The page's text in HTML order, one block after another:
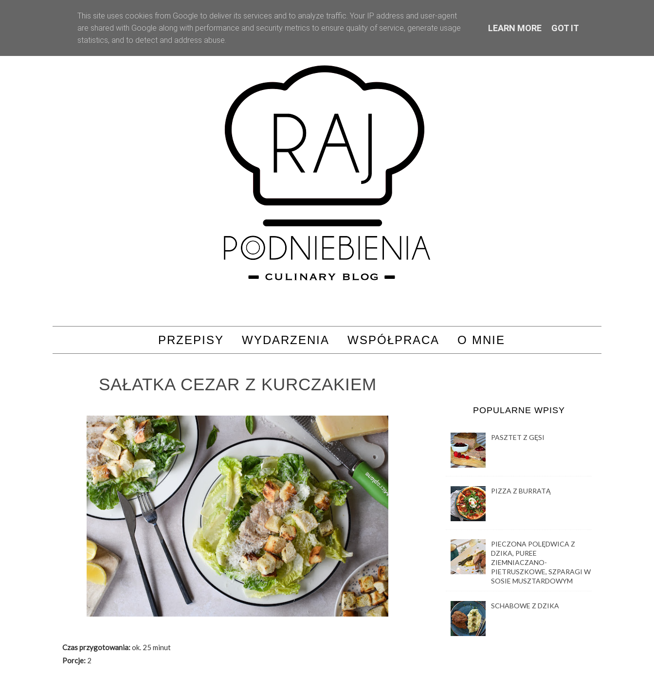
PRZEPISY WYDARZENIA WSPÓŁPRACA O MNIE
SAŁATKA CEZAR Z KURCZAKIEM
Czas przygotowania:ok. 25 minut
Porcje: 2
POPULARNE WPISY
PASZTET Z GĘSI
PIZZA Z BURRATĄ
PIECZONA POLĘDWICA Z
DZIKA, PUREE
ZIEMNIACZANO-
PIETRUSZKOWE, SZPARAGI W
SOSIE MUSZTARDOWYM
SCHABOWE Z DZIKA
This site uses cookies from Google to deliver its services and to analyze traffic. Your IP address and user-agent
are shared with Google along with performance and security metrics to ensure quality of service, generate usage
statistics, and to detect and address abuse.
LEARN MORE GOT IT